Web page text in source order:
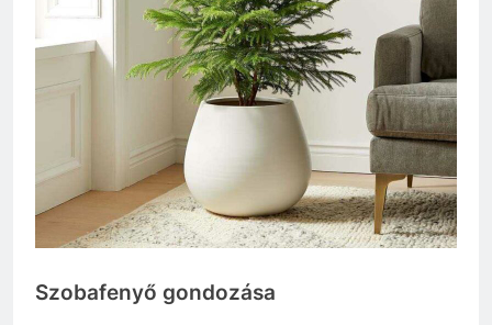
Szobafenyő gondozása